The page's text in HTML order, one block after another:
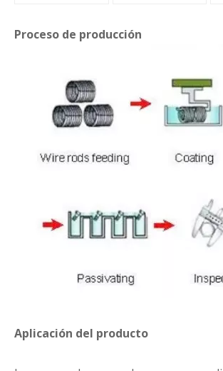
Proceso de producción
Aplicación del producto